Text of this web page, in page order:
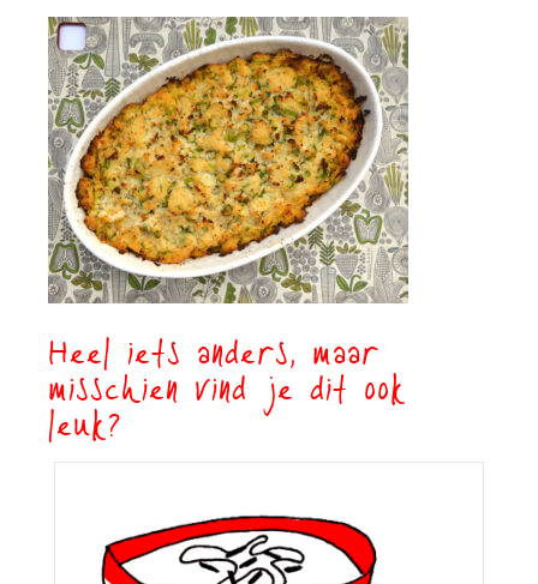
Heel iets anders, maar
misschien vind je dit ook
leuk?